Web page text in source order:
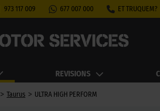
973 117 009 677 007 000 ET TRUQUEM?
REVISIONS
> Taurus > ULTRA HIGH PERFORM